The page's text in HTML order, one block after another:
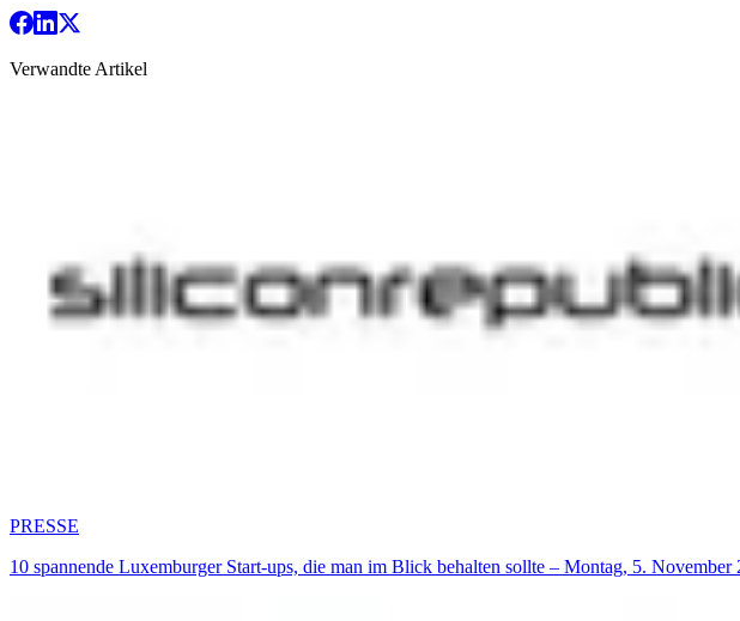
Verwandte Artikel
PRESSE
10 spannende Luxemburger Start-ups, die man im Blick behalten sollte – Montag, 5. November